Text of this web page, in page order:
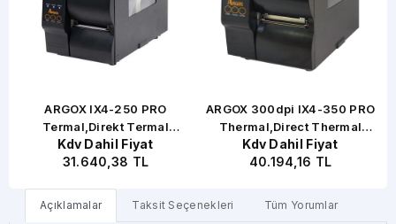
ARGOX IX4-250 PRO
Termal,Direkt Termal
USB,Seri,Ethernet Barkod
Yazıcı Endüstriyel
Kdv Dahil Fiyat
31.640,38 TL
ARGOX 300dpi IX4-350 PRO
Thermal,Direct Thermal
USB,Seri,Paralel,Ethernet
Barkod Yazıcı Endüstriyel
Kdv Dahil Fiyat
40.194,16 TL
Açıklamalar Taksit Seçenekleri Tüm Yorumlar